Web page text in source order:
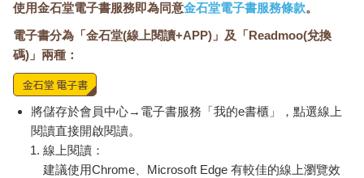
使用金石堂電子書服務即為同意金石堂電子書服務條款。
電子書分為「金石堂(線上閱讀+APP)」及「Readmoo(兌換
碼)」兩種：
將儲存於會員中心→電子書服務「我的e書櫃」，點選線上
閱讀直接開啟閱讀。
線上閱讀：
建議使用Chrome、Microsoft Edge 有較佳的線上瀏覽效